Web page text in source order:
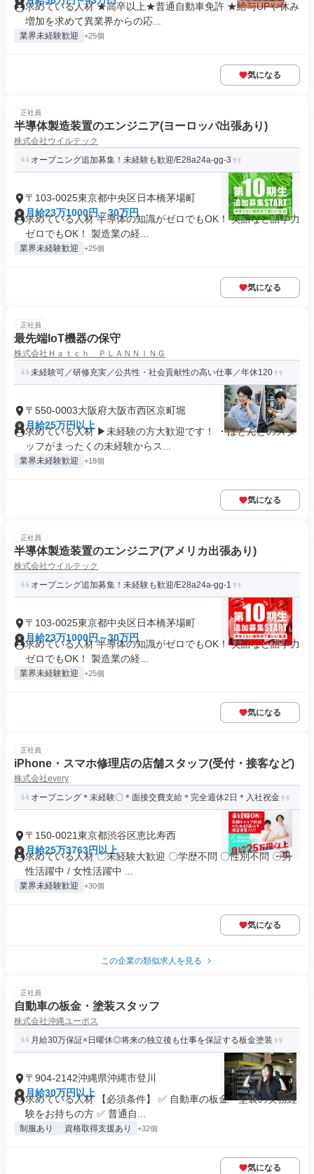
求めている人材 ★高卒以上★普通自動車免許 ★給与UPや休み
増加を求めて異業界からの応...
業界未経験歓迎 +25個
気になる
正社員
半導体製造装置のエンジニア(ヨーロッパ出張あり)
株式会社ウイルテック
オープニング追加募集！未経験も歓迎/E28a24a-gg-3
〒103-0025東京都中央区日本橋茅場町
月給23万1000円～30万円
求めている人材 半導体の知識がゼロでもOK！ 英語など語学力
ゼロでもOK！ 製造業の経...
業界未経験歓迎 +25個
気になる
正社員
最先端IoT機器の保守
株式会社Ｈａｔｃｈ ＰＬＡＮＮＩＮＧ
未経験可／研修充実／公共性・社会貢献性の高い仕事／年休120
〒550-0003大阪府大阪市西区京町堀
月給25万円以上
求めている人材 ▶未経験の方大歓迎です！ ・ほとんどのスタ
ッフがまったくの未経験からス...
業界未経験歓迎 +18個
気になる
正社員
半導体製造装置のエンジニア(アメリカ出張あり)
株式会社ウイルテック
オープニング追加募集！未経験も歓迎/E28a24a-gg-1
〒103-0025東京都中央区日本橋茅場町
月給23万1000円～30万円
求めている人材 半導体の知識がゼロでもOK！ 英語など語学力
ゼロでもOK！ 製造業の経...
業界未経験歓迎 +25個
気になる
正社員
iPhone・スマホ修理店の店舗スタッフ(受付・接客など)
株式会社every
オープニング＊未経験〇＊面接交費支給＊完全週休2日＊入社祝金
〒150-0021東京都渋谷区恵比寿西
月給25万3763円以上
求めている人材 〇未経験大歓迎 〇学歴不問 〇性別不問 〇男
性活躍中 / 女性活躍中 ...
業界未経験歓迎 +30個
気になる
この企業の類似求人を見る
正社員
自動車の板金・塗装スタッフ
株式会社沖縄ユーポス
月給30万保証×日曜休◎将来の独立後も仕事を保証する板金塗装
〒904-2142沖縄県沖縄市登川
月給30万円以上
求めている人材 【必須条件】 ✅ 自動車の板金・塗装の実務経
験をお持ちの方 ✅ 普通自...
制服あり 資格取得支援あり +32個
気になる